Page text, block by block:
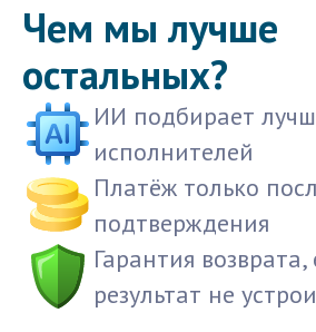
Чем мы лучше
остальных?
ИИ подбирает
исполнителей
Платёж только
подтверждения
Гарантия возврата,
результат не